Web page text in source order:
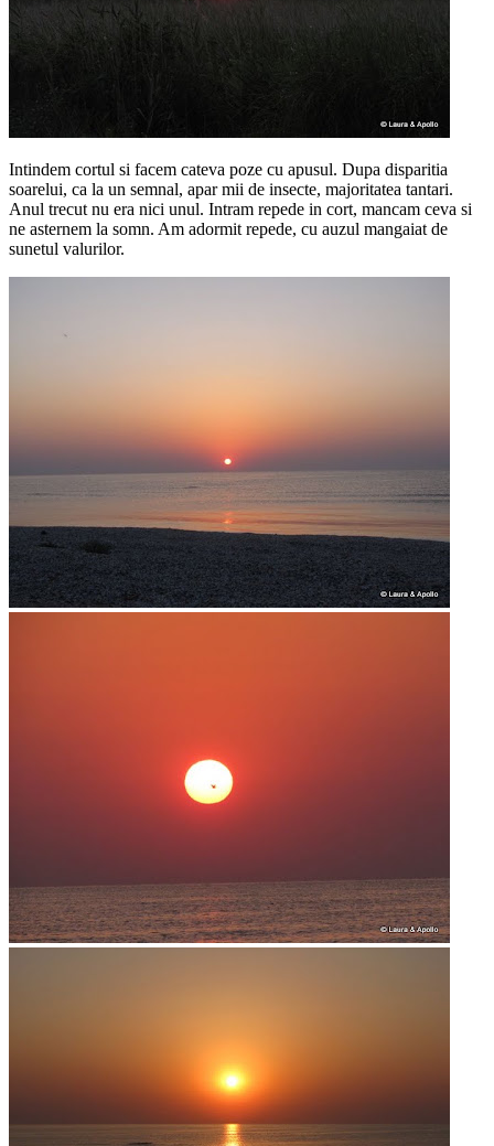
Intindem cortul si facem cateva poze cu apusul. Dupa disparitia
soarelui, ca la un semnal, apar mii de insecte, majoritatea tantari.
Anul trecut nu era nici unul. Intram repede in cort, mancam ceva si
ne asternem la somn. Am adormit repede, cu auzul mangaiat de
sunetul valurilor.